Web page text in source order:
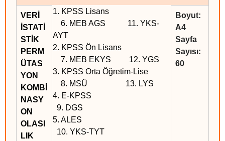
VERİ
İSTATİ
STİK
PERM
ÜTAS
YON
KOMBİ
NASY
ON
OLASI
LIK
1. KPSS Lisans
6. MEB AGS 11. YKS-
AYT
2. KPSS Ön Lisans
7. MEB EKYS 12. YGS
3. KPSS Orta Öğretim-Lise
8. MSÜ 13. LYS
4. E-KPSS
9. DGS
5. ALES
10. YKS-TYT
Boyut:
A4
Sayfa
Sayısı:
60